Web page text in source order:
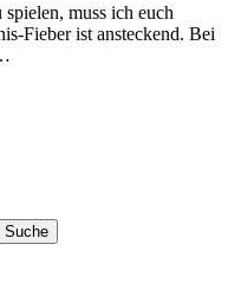
muss ich euch
Fieber ist ansteckend. Bei